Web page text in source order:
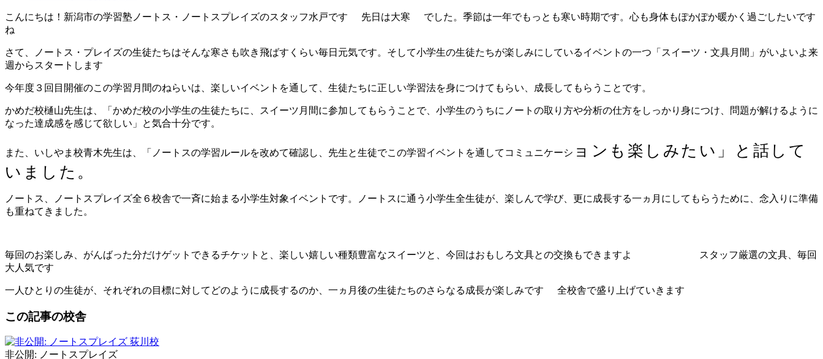
こんにちは！新潟市の学習塾ノートス・ノートスプレイズのスタッフ水戸です 先日は大寒
でした。季節は一年でもっとも寒い時期です。心も身体もぽかぽか暖かく過ごしたいです
ね
さて、ノートス・プレイズの生徒たちはそんな寒さも吹き飛ばすくらい毎日元気です。そして小学生の生徒たちが楽しみにしているイベントの一つ「スイーツ・文具月間」がいよいよ来
週からスタートします
今年度３回目開催のこの学習月間のねらいは、楽しいイベントを通して、生徒たちに正しい学習法を身につけてもらい、成長してもらうことです。
かめだ校樋山先生は、「かめだ校の小学生の生徒たちに、スイーツ月間に参加してもらうことで、小学生のうちにノートの取り方や分析の仕方をしっかり身につけ、問題が解けるように
なった達成感を感じて欲しい」と気合十分です。
また、いしやま校青木先生は、「ノートスの学習ルールを改めて確認し、先生と生徒でこの学習イベントを通してコミュニケーシ ョンも楽しみたい」と話して
いました。
ノートス、ノートスプレイズ全６校舎で一斉に始まる小学生対象イベントです。ノートスに通う小学生全生徒が、楽しんで学び、更に成長する一ヵ月にしてもらうために、念入りに準備
も重ねてきました。
毎回のお楽しみ、がんばった分だけゲットできるチケットと、楽しい嬉しい種類豊富なスイーツと、今回はおもしろ文具との交換もできますよ
スタッフ厳選の文具、毎回
大人気です
一人ひとりの生徒が、それぞれの目標に対してどのように成長するのか、一ヵ月後の生徒たちのさらなる成長が楽しみです 全校舎で盛り上げていきます
この記事の校舎
非公開: ノートスプレイズ